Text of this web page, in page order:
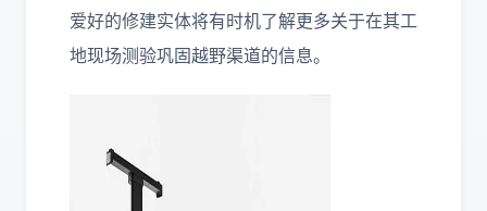
爱好的修建实体将有时机了解更多关于在其工
地现场测验巩固越野渠道的信息。